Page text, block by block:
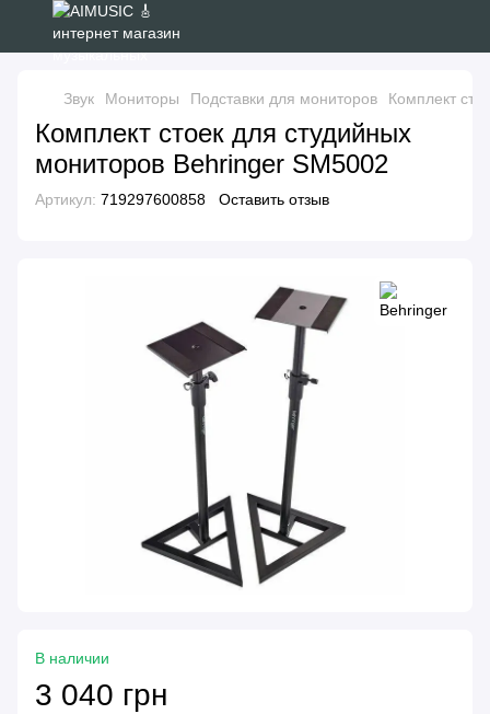
Звук Мониторы Подставки для мониторов Комплект
Комплект стоек для студийных
мониторов Behringer SM5002
Артикул: 719297600858 Оставить отзыв
В наличии
3 040 грн